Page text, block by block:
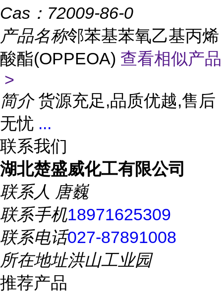
Cas： 72009-86-0
产品名称邻苯基苯氧乙基丙烯
酸酯(OPPEOA) 查看相似产品
>
简介 货源充足,品质优越,售后
无忧 ...
联系我们
湖北楚盛威化工有限公司
联系人 唐巍
联系手机18971625309
联系电话027-87891008
所在地址洪山工业园
推荐产品